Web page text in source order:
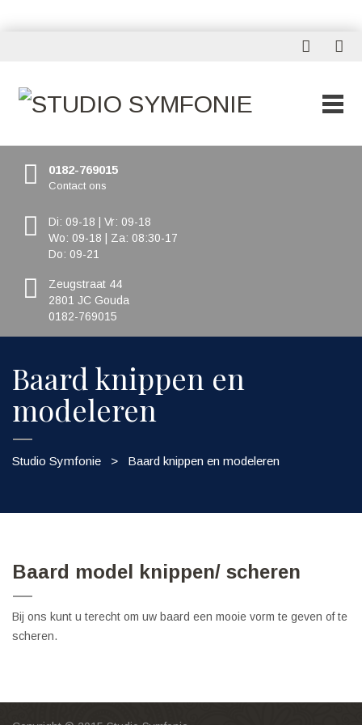
0182-769015
Contact ons
Di: 09-18 | Vr: 09-18
Wo: 09-18 | Za: 08:30-17
Do: 09-21
Zeugstraat 44
2801 JC Gouda
0182-769015
Baard knippen en
modeleren
Studio Symfonie > Baard knippen en modeleren
Baard model knippen/ scheren
Bij ons kunt u terecht om uw baard een mooie vorm te geven of te
scheren.